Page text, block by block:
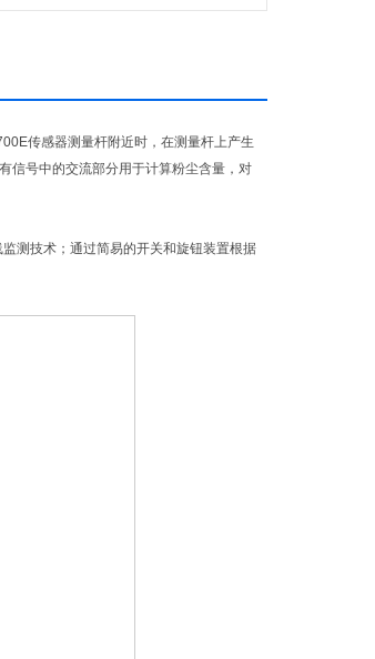
传感器测量杆附近时，在测量杆上产生
信号中的交流部分用于计算粉尘含量，对
测技术；通过简易的开关和旋钮装置根据